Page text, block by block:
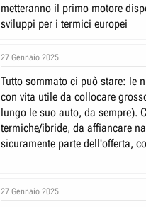
metteranno il primo motore
sviluppi per i termici europei
27 Gennaio 2025
Tutto sommato ci può stare: le
con vita utile da collocare
lungo le suo auto, da sempre).
termiche/ibride, da affiancare
sicuramente parte dell'offerta,
27 Gennaio 2025